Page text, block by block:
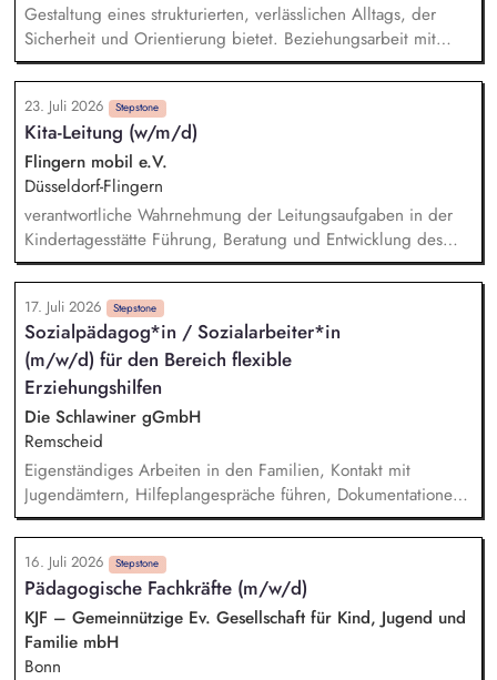
Gestaltung eines strukturierten, verlässlichen Alltags, der
Sicherheit und Orientierung bietet. Beziehungsarbeit mit
Kindern und Jugendlichen unter Berücksichtigung ihrer
individuellen Lebensgeschichten. Systemisches Denken:
Zusammenhänge erkennen, Verhalten einordnen, Muster
verstehen. Förderung von Identitätsentwicklung, Selbstwert
und individuellen Stärken. Begleitung in lebenspraktischen
Bereichen (Alltag, Schule, Freizeit, Verantwortung).
Zusammenarbeit mit Eltern, Sorgeberechtigten, Schulen,
Therapeut*innen und Jugendämtern.
23. Juli 2026 Stepstone
Kita-Leitung (w/m/d)
Flingern mobil e.V.
Düsseldorf-Flingern
verantwortliche Wahrnehmung der Leitungsaufgaben in der
Kindertagesstätte Führung, Beratung und Entwicklung des
Personals in pädagogischen und organisatorischen Fragen
Fachkenntnisse und Sensibilität in Sachen des Kindeswohls
und Kindesschutzes Budgetverantwortung und -steuerung
Umsetzung des im Kinderbildungsgesetz genannten
Erziehungs- und Bildungsauftrages Mitverantwortung für
Einstellungs- und Bewerbungsverfahren enge Zusammenarbeit
mit den Eltern im Rahmen der Erziehungspartnerschaft
17. Juli 2026 Stepstone
Sozialpädagog*in / Sozialarbeiter*in
(m/w/d) für den Bereich flexible
Erziehungshilfen
Die Schlawiner gGmbH
Remscheid
Eigenständiges Arbeiten in den Familien, Kontakt mit
Jugendämtern, Hilfeplangespräche führen, Dokumentationen
und Berichte verfassen, Teilnahme an Teamsitzungen und
Supervision
16. Juli 2026 Stepstone
Pädagogische Fachkräfte (m/w/d)
KJF – Gemeinnützige Ev. Gesellschaft für Kind, Jugend und
Familie mbH
Bonn